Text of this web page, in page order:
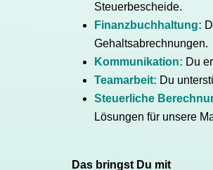
Steuerbescheide.
Finanzbuchhaltung:
Gehaltsabrechnungen.
Kommunikation: Du
Teamarbeit: Du
Steuerliche
Lösungen für unsere
Das bringst Du mit